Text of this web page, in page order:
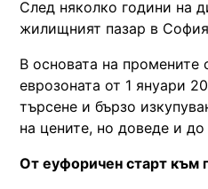
След няколко години на
жилищният пазар в София
В основата на
еврозоната от 1 януари
търсене и бързо
на цените, но доведе и
От еуфоричен старт към